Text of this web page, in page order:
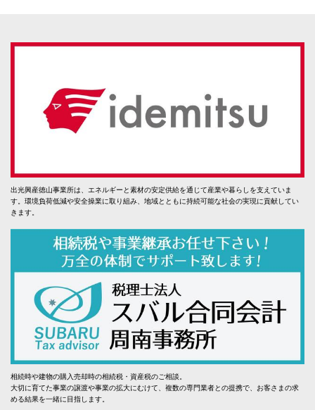
出光興産徳山事業所は、エネルギーと素材の安定供給を通じて産業や暮らしを支えていま
す。環境負荷低減や安全操業に取り組み、地域とともに持続可能な社会の実現に貢献してい
きます。
相続時や建物の購入売却時の相続税・資産税のご相談。
大切に育てた事業の譲渡や事業の拡大にむけて、複数の専門業者との提携で、お客さまの求
める結果を一緒に目指します。